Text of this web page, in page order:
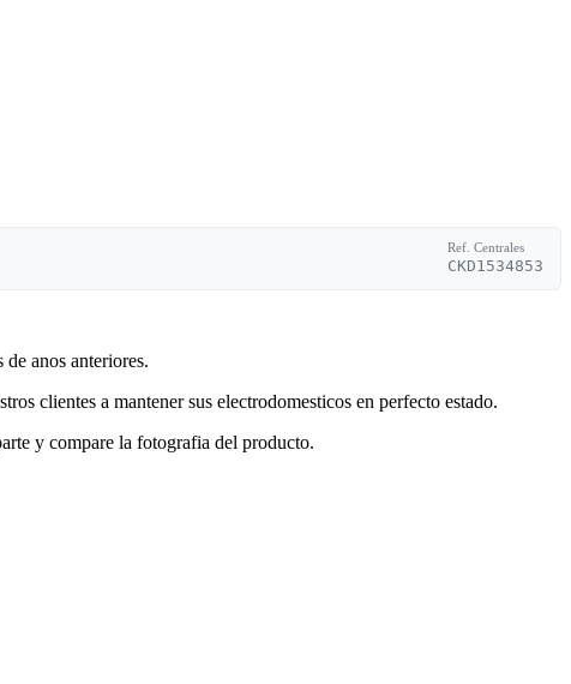
Ref. Centrales
CKD1534853
anos anteriores.
clientes a mantener sus electrodomesticos en perfecto estado.
y compare la fotografia del producto.